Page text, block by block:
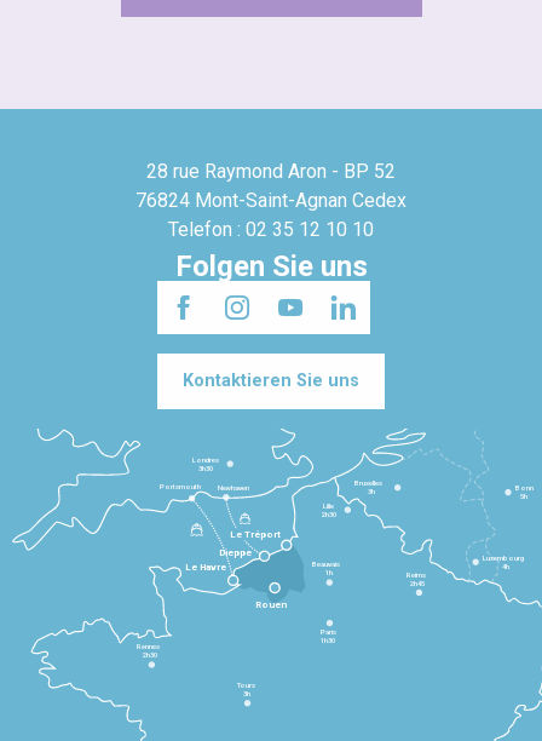
28 rue Raymond Aron - BP 52
76824 Mont-Saint-Agnan Cedex
Telefon : 02 35 12 10 10
Folgen Sie uns
Kontaktieren Sie uns
Le Havre
Dieppe
Le Tréport
Rennes
2h30
Tours
3h
Paris
1h30
Beauvais
1h
Reims
2h45
Lille
2h30
Bruxelles
3h
Londres
3h30
Newhaven
Portsmouth
Bonn
5h
Luxembourg
4h
Rouen